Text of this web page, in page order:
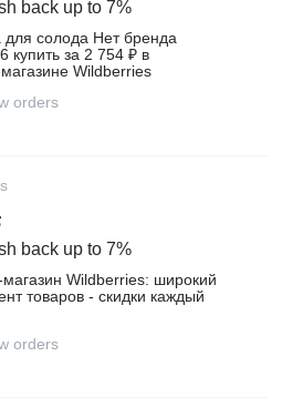
back up to 7%
для солода Нет бренда
купить за 2 754 ₽ в
Wildberries
orders
back up to 7%
Wildberries: широкий
товаров - скидки каждый
orders